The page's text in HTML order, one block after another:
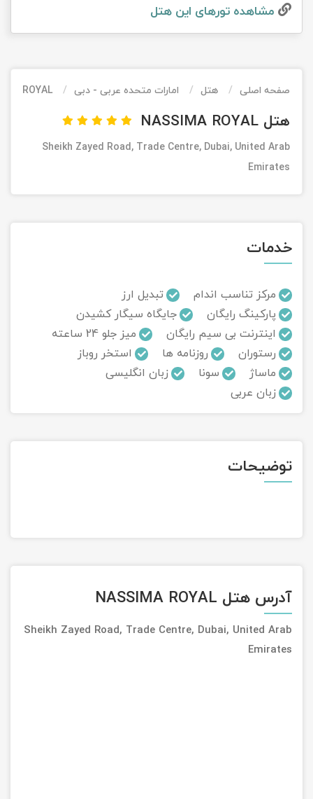
مشاهده تور‌های این هتل
صفحه اصلی هتل امارات متحده عربی - دبی ROYAL
هتل NASSIMA ROYAL
Sheikh Zayed Road, Trade Centre, Dubai, United Arab
Emirates
خدمات
مرکز تناسب اندام
تبدیل ارز
پارکینگ رایگان
جایگاه سیگار کشیدن
اینترنت بی سیم رایگان
میز جلو 24 ساعته
رستوران
روزنامه ها
استخر روباز
ماساژ
سونا
زبان انگلیسی
زبان عربی
توضیحات
آدرس هتل NASSIMA ROYAL
Sheikh Zayed Road, Trade Centre, Dubai, United Arab
Emirates
تور کویر کاراکال
تور کویر مصر
تور کویر ابوزیدآباد
تور گلستان
تور سوباتان
تور چابهار
تور کاشان
تور اصفهان
تور کیش از ساری
اقساطی
تور کیش از بندرعباس
اقساطی
تور قزاقستان اقساطی
تور زیارتی اقساطی